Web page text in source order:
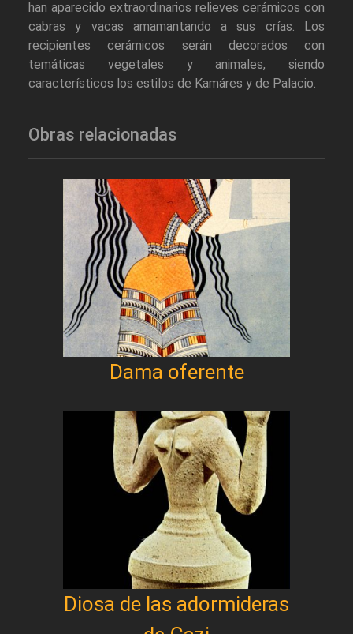
han aparecido extraordinarios relieves cerámicos con
cabras y vacas amamantando a sus crías. Los
recipientes cerámicos serán decorados con
temáticas vegetales y animales, siendo
característicos los estilos de Kamáres y de Palacio.
Obras relacionadas
Dama oferente
Diosa de las adormideras